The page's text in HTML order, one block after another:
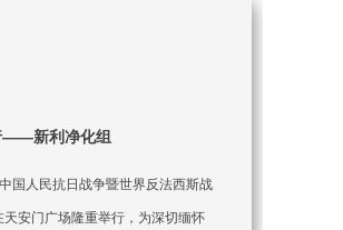
——新利净化组
国人民抗日战争暨世界反法西斯战
安门广场隆重举行，为深切缅怀